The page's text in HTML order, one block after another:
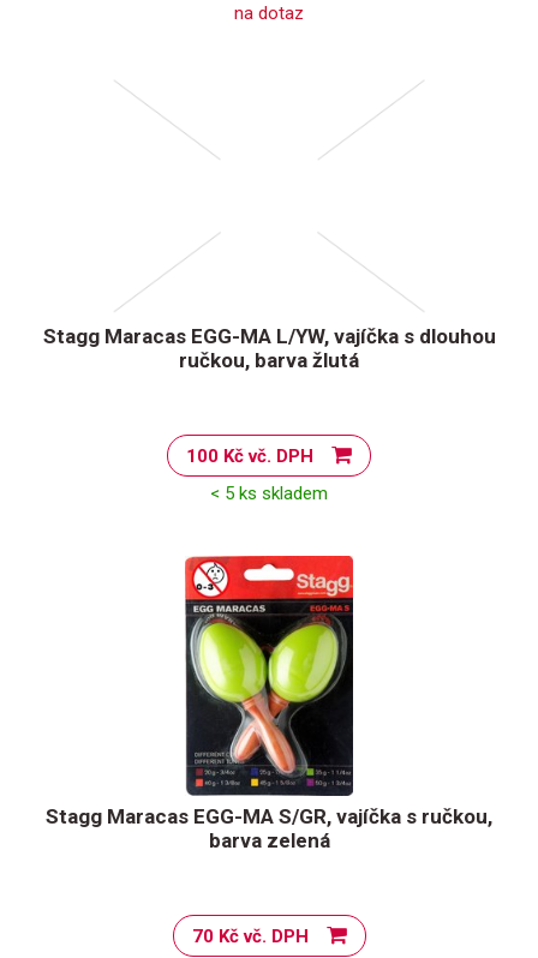
na dotaz
Stagg Maracas EGG-MA L/YW, vajíčka s dlouhou
ručkou, barva žlutá
100 Kč vč. DPH
< 5 ks skladem
Stagg Maracas EGG-MA S/GR, vajíčka s ručkou,
barva zelená
70 Kč vč. DPH